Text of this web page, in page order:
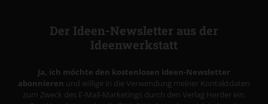
Der Ideen-Newsletter aus der
Ideenwerkstatt
Ja, ich möchte den kostenlosen Ideen-Newsletter
abonnieren und willige in die Verwendung meiner Kontaktdaten
zum Zweck des E-Mail-Marketings durch den Verlag Herder ein.